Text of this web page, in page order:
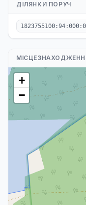
ДІЛЯНКИ ПОРУЧ
+
−